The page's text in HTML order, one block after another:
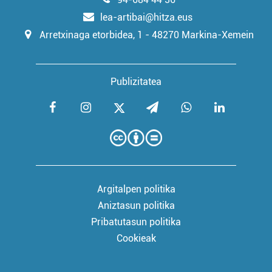
lea-artibai@hitza.eus
Arretxinaga etorbidea, 1 - 48270 Markina-Xemein
Publizitatea
Argitalpen politika
Aniztasun politika
Pribatutasun politika
Cookieak